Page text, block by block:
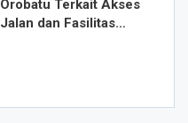
Orobatu Terkait Akses
Jalan dan Fasilitas…